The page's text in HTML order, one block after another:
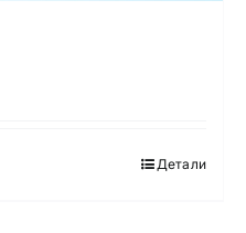
Детали